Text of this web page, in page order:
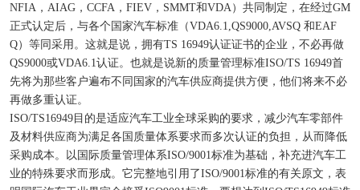
NFIA，AIAG，CCFA，FIEV，SMMT和VDA）共同制定，在经过GM
正式认定后，与各个国家汽车标准（VDA6.1,QS9000,AVSQ 和EAF
Q）等同采用。这就是说，拥有TS 16949认证证书的企业，不必再做
QS9000或VDA6.1认证。也就是说新的质量管理标准ISO/TS 16949首
先将为那些客户遍布不同国家的汽车供应商提供方便，他们将来不必
再做多重认证。
ISO/TS16949目的是适应汽车工业全球采购的要求，减少汽车零部件
及材料供应商为满足各国质量体系要求而多次认证的负担，从而降低
采购成本。以国际质量管理体系ISO/9001标准为基础，补充进汽车工
业的特殊要求而形成。它完整地引用了ISO/9001标准的有关原文，表